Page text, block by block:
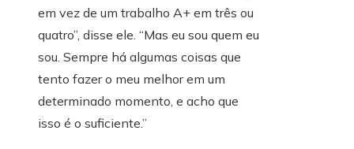
em vez de um trabalho A+ em três ou
quatro”, disse ele. “Mas eu sou quem eu
sou. Sempre há algumas coisas que
tento fazer o meu melhor em um
determinado momento, e acho que
isso é o suficiente.”